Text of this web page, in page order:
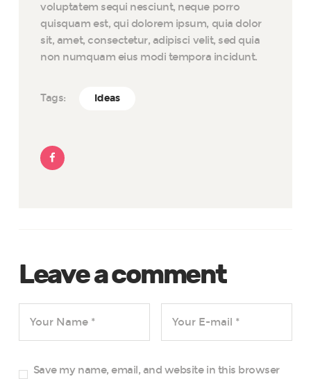
voluptatem sequi nesciunt, neque porro
quisquam est, qui dolorem ipsum, quia dolor
sit, amet, consectetur, adipisci velit, sed quia
non numquam eius modi tempora incidunt.
Tags: Ideas
Leave a comment
Save my name, email, and website in this browser